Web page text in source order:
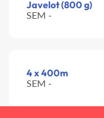
Javelot (800 g)
SEM -
4 x 400m
SEM -